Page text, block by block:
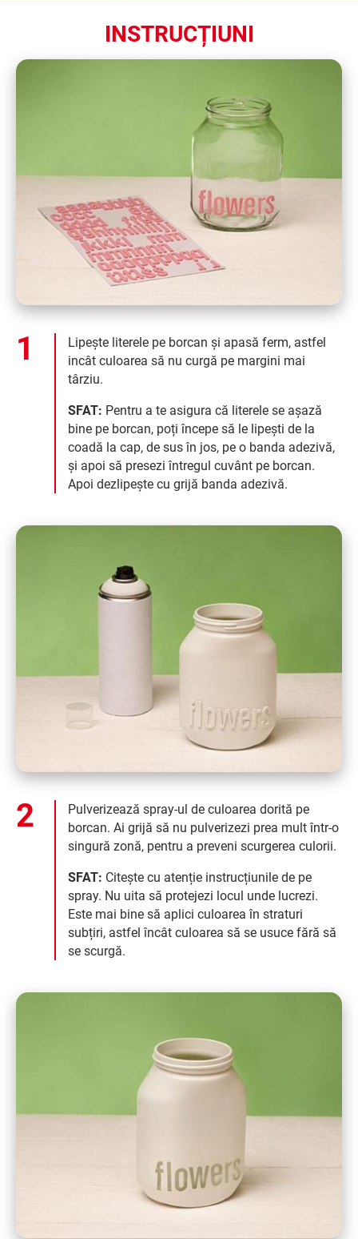
INSTRUCȚIUNI
Lipește literele pe borcan și apasă ferm, astfel
incât culoarea să nu curgă pe margini mai
târziu.
SFAT: Pentru a te asigura că literele se așază
bine pe borcan, poți începe să le lipești de la
coadă la cap, de sus în jos, pe o banda adezivă,
și apoi să presezi întregul cuvânt pe borcan.
Apoi dezlipește cu grijă banda adezivă.
Pulverizează spray-ul de culoarea dorită pe
borcan. Ai grijă să nu pulverizezi prea mult într-o
singură zonă, pentru a preveni scurgerea culorii.
SFAT: Citește cu atenție instrucțiunile de pe
spray. Nu uita să protejezi locul unde lucrezi.
Este mai bine să aplici culoarea în straturi
subțiri, astfel încât culoarea să se usuce fără să
se scurgă.